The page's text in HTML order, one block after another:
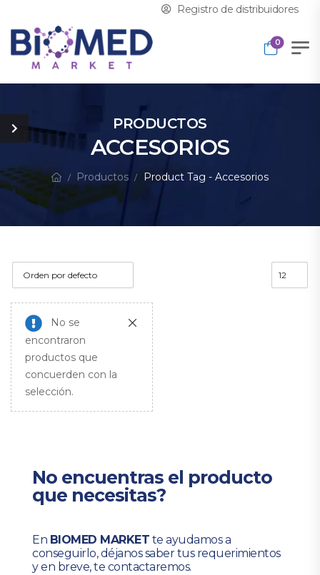
Registro de distribuidores
0
PRODUCTOS
ACCESORIOS
/ Productos / Product Tag - Accesorios
No se
encontraron
productos que
concuerden con la
selección.
No encuentras el producto
que necesitas?
En BIOMED MARKET te ayudamos a
conseguirlo, déjanos saber tus requerimientos
y en breve, te contactaremos.